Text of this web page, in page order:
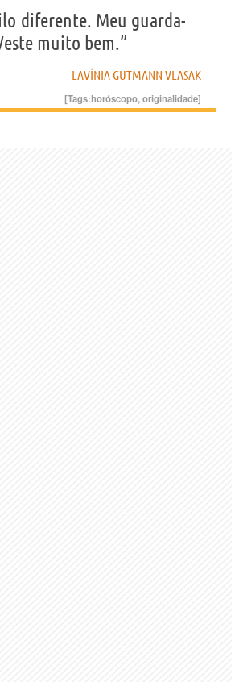
diferente. Meu guarda-
muito bem.”
LAVÍNIA GUTMANN VLASAK
[Tags:horóscopo,originalidade]